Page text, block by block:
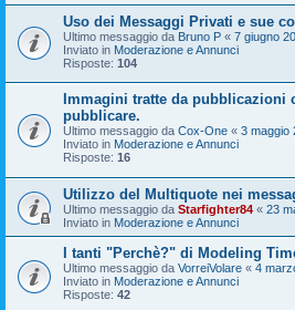
Uso dei Messaggi Privati e sue
Ultimo messaggio da Bruno P « 7 giugno
Inviato in Moderazione e Annunci
Risposte: 104
Immagini tratte da pubblicazioni
pubblicare.
Ultimo messaggio da Cox-One « 3 maggio
Inviato in Moderazione e Annunci
Risposte: 16
Utilizzo del Multiquote nei
Ultimo messaggio da Starfighter84 « 23
Inviato in Moderazione e Annunci
I tanti "Perchè?" di Modeling
Ultimo messaggio da VorreiVolare « 4
Inviato in Moderazione e Annunci
Risposte: 42